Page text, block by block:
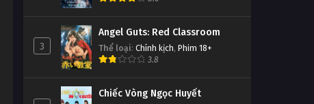
3
Angel Guts: Red Classroom
Thể loại: Chính kịch, Phim 18+
3.8
Chiếc Vòng Ngọc Huyết